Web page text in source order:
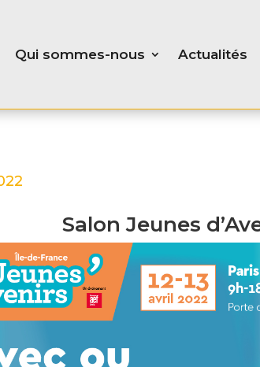
Qui sommes-nous Actualités
Salon Jeunes